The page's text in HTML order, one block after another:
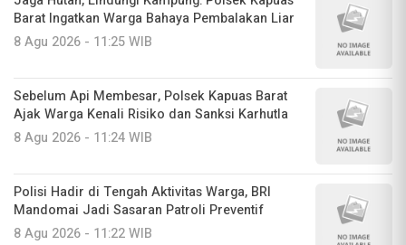
Barat Ingatkan Warga Bahaya Pembalakan Liar
8 Agu 2026 - 11:25 WIB
Sebelum Api Membesar, Polsek Kapuas Barat
Ajak Warga Kenali Risiko dan Sanksi Karhutla
8 Agu 2026 - 11:24 WIB
Polisi Hadir di Tengah Aktivitas Warga, BRI
Mandomai Jadi Sasaran Patroli Preventif
8 Agu 2026 - 11:22 WIB